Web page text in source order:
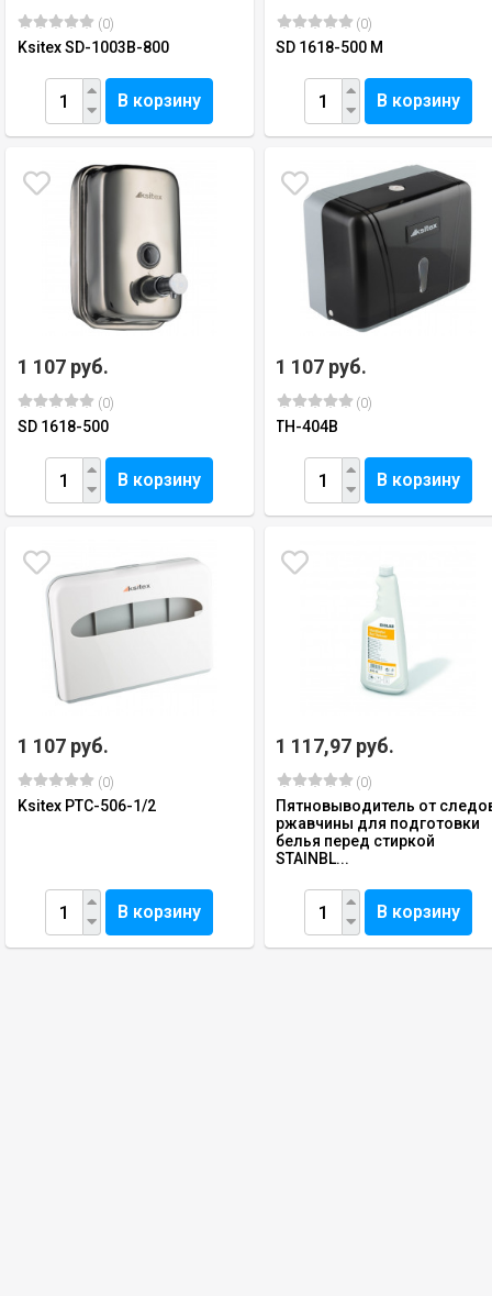
(0)
Ksitex SD-1003B-800
В корзину
(0)
SD 1618-500 M
В корзину
1 107 руб.
(0)
SD 1618-500
В корзину
1 107 руб.
(0)
TH-404B
В корзину
1 107 руб.
(0)
Ksitex PTC-506-1/2
В корзину
1 117,97 руб.
(0)
Пятновыводитель от
ржавчины для подготовки
белья перед стиркой
STAINBL...
В корзину